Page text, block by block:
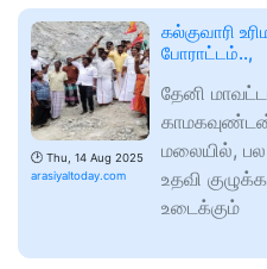
🕑 Thu, 14 Aug 2025
arasiyaltoday.com
கல்குவாரி
போராட்டம்..,
தேனி
மலையில்,
உதவி
உடைக்கும்